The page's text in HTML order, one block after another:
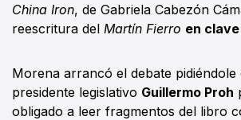
China Iron, de Gabriela Cabezón
reescritura del Martín Fierro en
Morena arrancó el debate pidiéndole
presidente legislativo Guillermo Proh
obligado a leer fragmentos del libro